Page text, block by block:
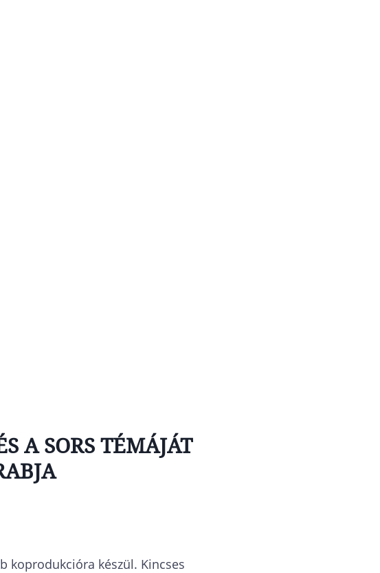
A SORS TÉMÁJÁT
koprodukcióra készül. Kincses